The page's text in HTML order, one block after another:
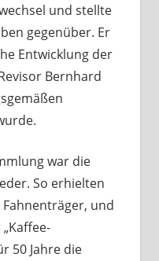
und stellte
gegenüber. Er
Entwicklung der
Bernhard
war die
So erhielten
und
50 Jahre die